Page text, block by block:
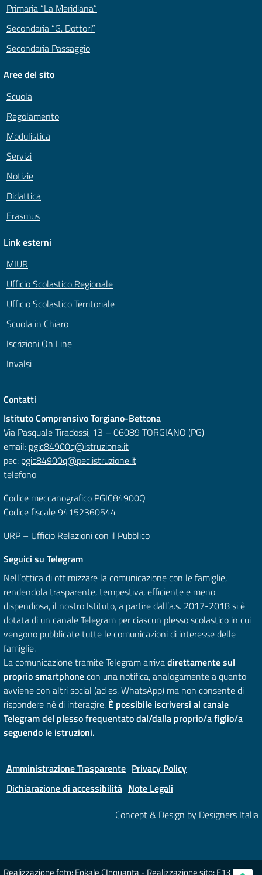
Primaria “La Meridiana”
Secondaria “G. Dottori”
Secondaria Passaggio
Aree del sito
Scuola
Regolamento
Modulistica
Servizi
Notizie
Didattica
Erasmus
Link esterni
MIUR
Ufficio Scolastico Regionale
Ufficio Scolastico Territoriale
Scuola in Chiaro
Iscrizioni On Line
Invalsi
Contatti
Istituto Comprensivo Torgiano-Bettona
Via Pasquale Tiradossi, 13 – 06089 TORGIANO (PG)
email: pgic84900q@istruzione.it
pec: pgic84900q@pec.istruzione.it
telefono
Codice meccanografico PGIC84900Q
Codice fiscale 94152360544
URP – Ufficio Relazioni con il Pubblico
Seguici su Telegram
Nell’ottica di ottimizzare la comunicazione con le famiglie,
rendendola trasparente, tempestiva, efficiente e meno
dispendiosa, il nostro Istituto, a partire dall’a.s. 2017-2018 si è
dotata di un canale Telegram per ciascun plesso scolastico in cui
vengono pubblicate tutte le comunicazioni di interesse delle
famiglie.
La comunicazione tramite Telegram arrivadirettamente sul
proprio smartphonecon una notifica, analogamente a quanto
avviene con altri social (ad es. WhatsApp) ma non consente di
rispondere né di interagire. È possibile iscriversi al canale
Telegram del plesso frequentato dal/dalla proprio/a figlio/a
seguendo le istruzioni.
Amministrazione Trasparente Privacy Policy
Dichiarazione di accessibilità Note Legali
Concept & Design by Designers Italia